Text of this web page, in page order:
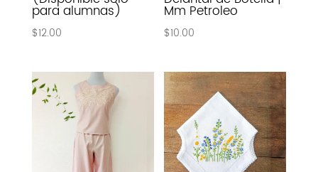
para alumnas)
$12.00
Mm Petroleo
$10.00